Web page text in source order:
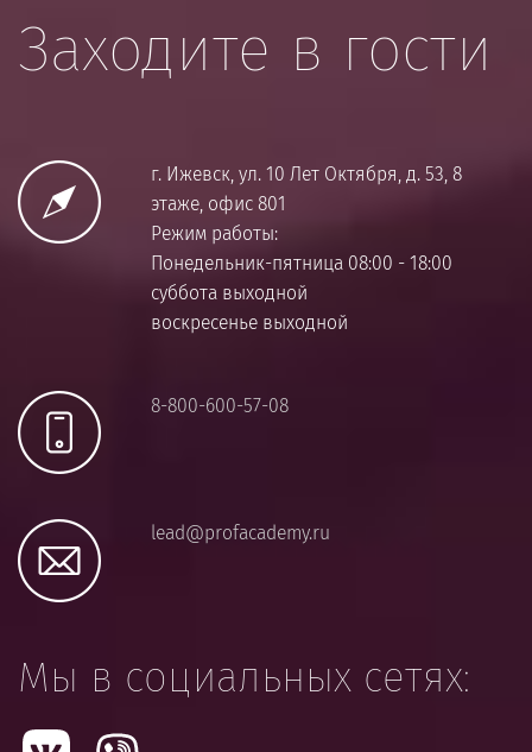
Заходите в гости
г. Ижевск, ул. 10 Лет Октября, д. 53, 8
этаже, офис 801
Режим работы:
Понедельник-пятница 08:00 - 18:00
суббота выходной
воскресенье выходной
8-800-600-57-08
lead@profacademy.ru
Мы в социальных сетях: